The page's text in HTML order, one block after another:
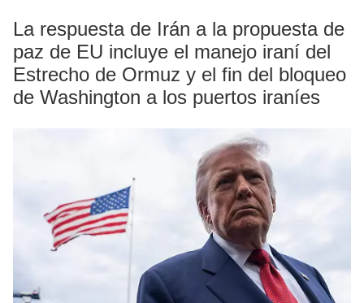
La respuesta de Irán a la propuesta de
paz de EU incluye el manejo iraní del
Estrecho de Ormuz y el fin del bloqueo
de Washington a los puertos iraníes